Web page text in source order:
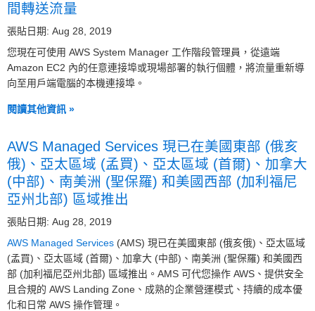
間轉送流量
張貼日期: Aug 28, 2019
您現在可使用 AWS System Manager 工作階段管理員，從遠端
Amazon EC2 內的任意連接埠或現場部署的執行個體，將流量重新導
向至用戶端電腦的本機連接埠。
閱讀其他資訊 »
AWS Managed Services 現已在美國東部 (俄亥
俄)、亞太區域 (孟買)、亞太區域 (首爾)、加拿大
(中部)、南美洲 (聖保羅) 和美國西部 (加利福尼
亞州北部) 區域推出
張貼日期: Aug 28, 2019
AWS Managed Services (AMS) 現已在美國東部 (俄亥俄)、亞太區域
(孟買)、亞太區域 (首爾)、加拿大 (中部)、南美洲 (聖保羅) 和美國西
部 (加利福尼亞州北部) 區域推出。AMS 可代您操作 AWS、提供安全
且合規的 AWS Landing Zone、成熟的企業營運模式、持續的成本優
化和日常 AWS 操作管理。